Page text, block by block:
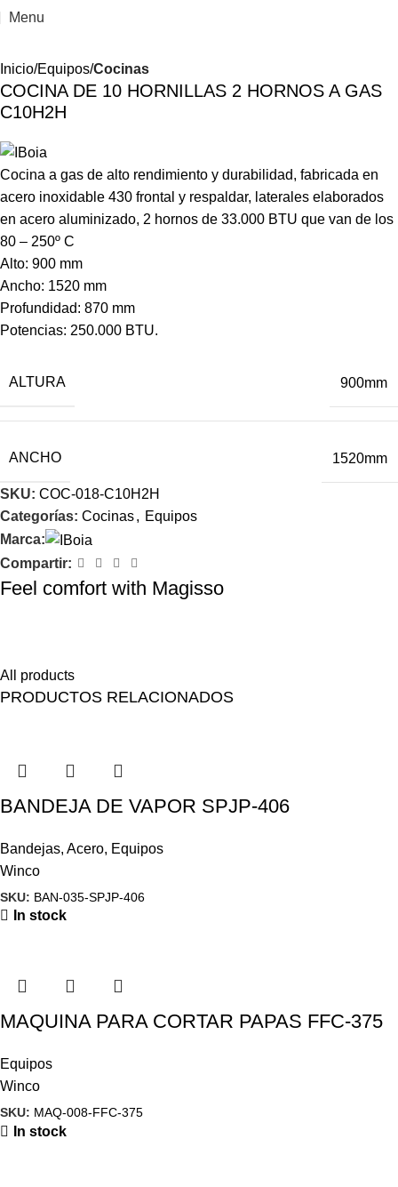
Menu
Inicio Equipos Cocinas
COCINA DE 10 HORNILLAS 2 HORNOS A GAS
C10H2H
Cocina a gas de alto rendimiento y durabilidad, fabricada en
acero inoxidable 430 frontal y respaldar, laterales elaborados
en acero aluminizado, 2 hornos de 33.000 BTU que van de los
80 – 250º C
Alto: 900 mm
Ancho: 1520 mm
Profundidad: 870 mm
Potencias: 250.000 BTU.
ALTURA 900mm
ANCHO 1520mm
SKU: COC-018-C10H2H
Categorías: Cocinas, Equipos
Marca:
Compartir:
Feel comfort with Magisso
All products
PRODUCTOS RELACIONADOS
BANDEJA DE VAPOR SPJP-406
Bandejas, Acero, Equipos
Winco
SKU: BAN-035-SPJP-406
In stock
MAQUINA PARA CORTAR PAPAS FFC-375
Equipos
Winco
SKU: MAQ-008-FFC-375
In stock